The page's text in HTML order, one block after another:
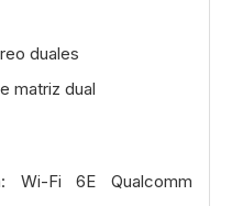
duales
matriz dual
Wi-Fi 6E Qualcomm